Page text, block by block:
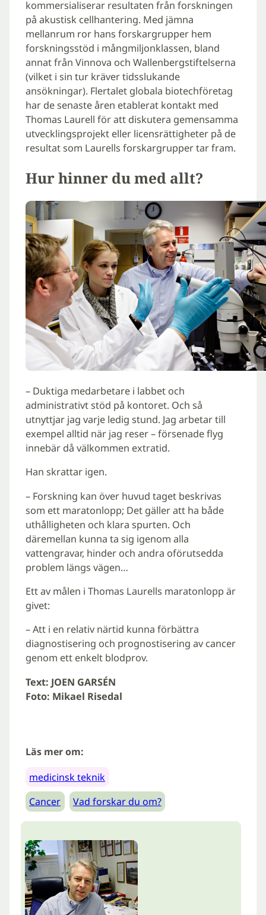
kommersialiserar resultaten från forskningen
på akustisk cellhantering. Med jämna
mellanrum ror hans forskargrupper hem
forskningsstöd i mångmiljonklassen, bland
annat från Vinnova och Wallenbergstiftelserna
(vilket i sin tur kräver tidsslukande
ansökningar). Flertalet globala biotechföretag
har de senaste åren etablerat kontakt med
Thomas Laurell för att diskutera gemensamma
utvecklingsprojekt eller licensrättigheter på de
resultat som Laurells forskargrupper tar fram.
Hur hinner du med allt?
– Duktiga medarbetare i labbet och
administrativt stöd på kontoret. Och så
utnyttjar jag varje ledig stund. Jag arbetar till
exempel alltid när jag reser – försenade flyg
innebär då välkommen extratid.
Han skrattar igen.
– Forskning kan över huvud taget beskrivas
som ett maratonlopp; Det gäller att ha både
uthålligheten och klara spurten. Och
däremellan kunna ta sig igenom alla
vattengravar, hinder och andra oförutsedda
problem längs vägen…
Ett av målen i Thomas Laurells maratonlopp är
givet:
– Att i en relativ närtid kunna förbättra
diagnostisering och prognostisering av cancer
genom ett enkelt blodprov.
Text: JOEN GARSÉN
Foto: Mikael Risedal
Läs mer om:
medicinsk teknik
Cancer
Vad forskar du om?